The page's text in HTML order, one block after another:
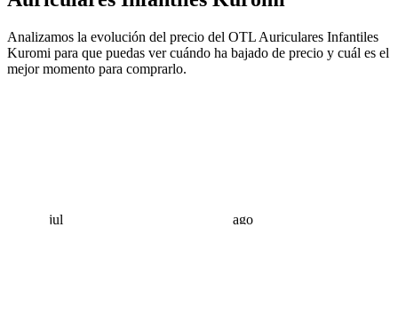
Analizamos la evolución del precio del OTL Auriculares Infantiles
Kuromi para que puedas ver cuándo ha bajado de precio y cuál es el
mejor momento para comprarlo.
jul ago